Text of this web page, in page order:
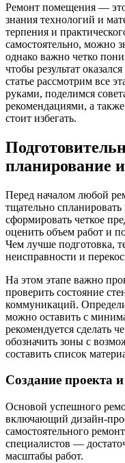
Ремонт помещения — это
знания технологий и
терпения и
самостоятельно, можно
однако важно четко
чтобы результат
статье рассмотрим все
руками, поделимся
рекомендациями, а
стоит избегать.
планирование
Перед началом любой
тщательно
сформировать четкое
оценить объем работ и
Чем лучше подготовка,
неисправности и
На этом этапе важно
проверить состояние
коммуникаций.
можно оставить с
рекомендуется сделать
обозначить зоны с
составить список
Создание проекта
Основой успешного
включающий дизайн-
самостоятельного
специалистов —
масштабы работ.